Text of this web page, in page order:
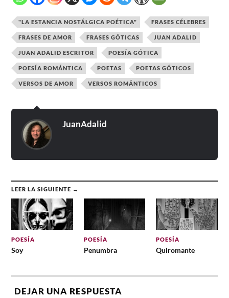
"LA ESTANCIA NOSTÁLGICA POÉTICA" FRASES CÉLEBRES
FRASES DE AMOR FRASES GÓTICAS JUAN ADALID
JUAN ADALID ESCRITOR POESÍA GÓTICA
POESÍA ROMÁNTICA POETAS POETAS GÓTICOS
VERSOS DE AMOR VERSOS ROMÁNTICOS
JuanAdalid
LEER LA SIGUIENTE →
POESÍA
Soy
POESÍA
Penumbra
POESÍA
Quiromante
DEJAR UNA RESPUESTA